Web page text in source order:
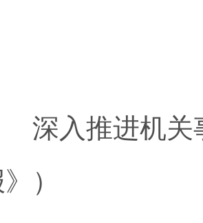
深入推进机关
）